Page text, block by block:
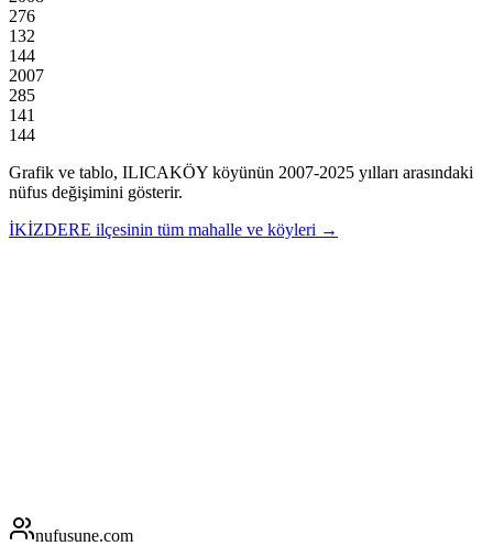
276
132
144
2007
285
141
144
Grafik ve tablo, ILICAKÖY köyünün 2007-2025 yılları arasındaki
nüfus değişimini gösterir.
İKİZDERE ilçesinin tüm mahalle ve köyleri →
nufusune.com